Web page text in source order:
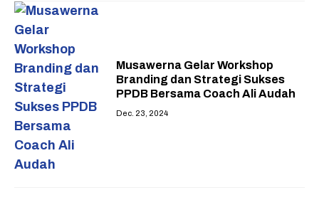
Musawerna Gelar Workshop
Branding dan Strategi Sukses
PPDB Bersama Coach Ali Audah
Dec. 23, 2024